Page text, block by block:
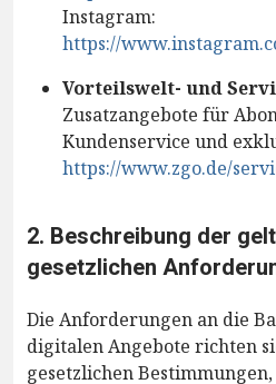
Instagram:
https://
Vorteilswelt- und
Zusatzangebote für
Kundenservice und
https://www.zgo.de/
2. Beschreibung der
gesetzlichen
Die Anforderungen an die
digitalen Angebote richten
gesetzlichen